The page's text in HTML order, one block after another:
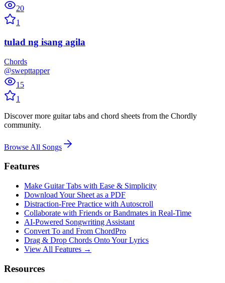
20
1
tulad ng isang agila
Chords
@swepttapper
15
1
Discover more guitar tabs and chord sheets from the Chordly
community.
Browse All Songs
Features
Make Guitar Tabs with Ease & Simplicity
Download Your Sheet as a PDF
Distraction-Free Practice with Autoscroll
Collaborate with Friends or Bandmates in Real-Time
AI‑Powered Songwriting Assistant
Convert To and From ChordPro
Drag & Drop Chords Onto Your Lyrics
View All Features →
Resources